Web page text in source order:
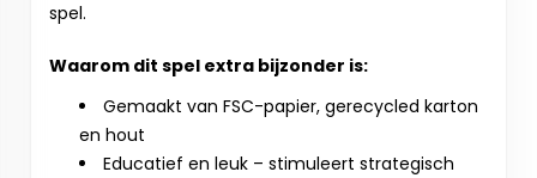
spel.
Waarom dit spel extra bijzonder is:
Gemaakt van FSC-papier, gerecycled karton
en hout
Educatief en leuk – stimuleert strategisch